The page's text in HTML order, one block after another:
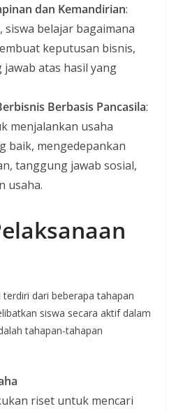
dan Kemandirian:
belajar bagaimana
keputusan bisnis,
atas hasil yang
Berbasis Pancasila:
menjalankan usaha
baik, mengedepankan
tanggung jawab sosial,
usaha.
dari beberapa tahapan
siswa secara aktif dalam
tahapan-tahapan
riset untuk mencari